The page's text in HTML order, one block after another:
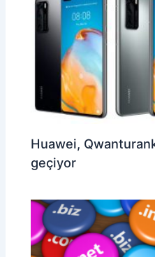
Huawei,
geçiyor